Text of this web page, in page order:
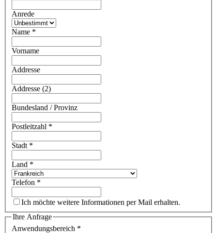
Anrede
Name *
Vorname
Addresse
Addresse (2)
Bundesland / Provinz
Postleitzahl *
Stadt *
Land *
Telefon *
Ich möchte weitere Informationen per Mail erhalten.
Ihre Anfrage
Anwendungsbereich *